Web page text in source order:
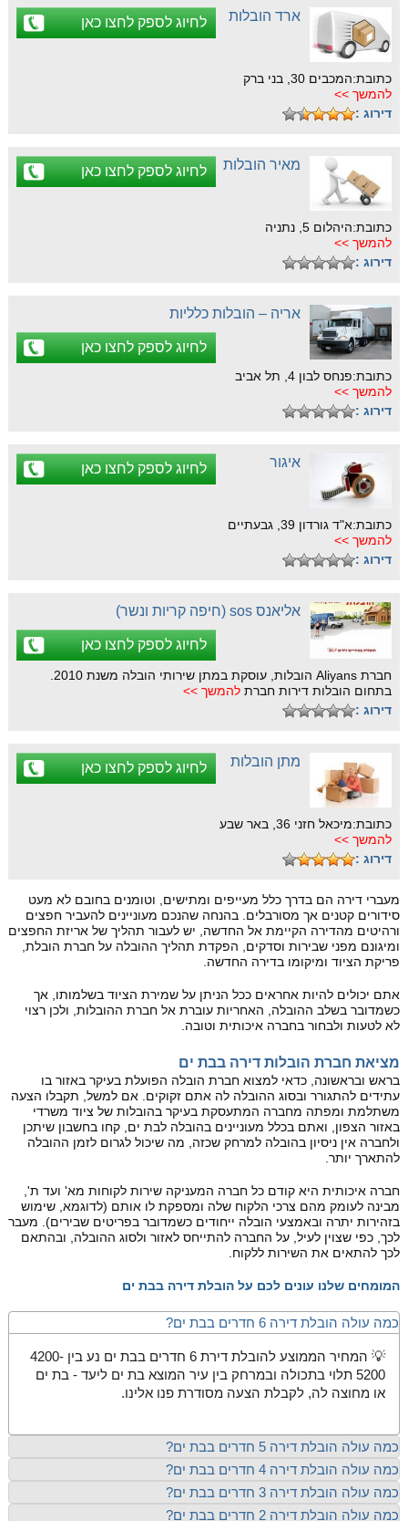
ארד הובלות לחיוג לספק לחצו כאן
כתובת:המכבים 30, בני ברק
להמשך >>
דירוג :
מאיר הובלות לחיוג לספק לחצו כאן
כתובת:היהלום 5, נתניה
להמשך >>
דירוג :
אריה – הובלות כלליות
לחיוג לספק לחצו כאן
כתובת:פנחס לבון 4, תל אביב
להמשך >>
דירוג :
איגור לחיוג לספק לחצו כאן
כתובת:א"ד גורדון 39, גבעתיים
להמשך >>
דירוג :
אליאנס sos (חיפה קריות ונשר)
לחיוג לספק לחצו כאן
בתחום הובלות דירות חברת להמשך >>
דירוג :
מתן הובלות לחיוג לספק לחצו כאן
כתובת:מיכאל חזני 36, באר שבע
להמשך >>
דירוג :
מעברי דירה הם בדרך כלל מעייפים ומתישים, וטומנים בחובם לא מעט
סידורים קטנים אך מסורבלים. בהנחה שהנכם מעוניינים להעביר חפצים
ורהיטים מהדירה הקיימת אל החדשה, יש לעבור תהליך של אריזת החפצים
ומיגונם מפני שבירות וסדקים, הפקדת תהליך ההובלה על חברת הובלת,
פריקת הציוד ומיקומו בדירה החדשה.
אתם יכולים להיות אחראים ככל הניתן על שמירת הציוד בשלמותו, אך
כשמדובר בשלב ההובלה, האחריות עוברת אל חברת ההובלות, ולכן רצוי
לא לטעות ולבחור בחברה איכותית וטובה.
מציאת חברת הובלות דירה בבת ים
בראש ובראשונה, כדאי למצוא חברת הובלה הפועלת בעיקר באזור בו
עתידים להתגורר ובסוג ההובלה לה אתם זקוקים. אם למשל, תקבלו הצעה
משתלמת ומפתה מחברה המתעסקת בעיקר בהובלות של ציוד משרדי
באזור הצפון, ואתם בכלל מעוניינים בהובלה לבת ים, קחו בחשבון שיתכן
ולחברה אין ניסיון בהובלה למרחק שכזה, מה שיכול לגרום לזמן ההובלה
להתארך יותר.
חברה איכותית היא קודם כל חברה המעניקה שירות לקוחות מא' ועד ת',
מבינה לעומק מהם צרכי הלקוח שלה ומספקת לו אותם (לדוגמא, שימוש
בזהירות יתרה ובאמצעי הובלה ייחודים כשמדובר בפריטים שבירים). מעבר
לכך, כפי שצוין לעיל, על החברה להתייחס לאזור ולסוג ההובלה, ובהתאם
לכך להתאים את השירות ללקוח.
המומחים שלנו עונים לכם על הובלת דירה בבת ים
כמה עולה הובלת דירה 6 חדרים בבת ים?
💡 המחיר הממוצע להובלת דירת 6 חדרים בבת ים נע בין 4200-
5200 תלוי בתכולה ובמרחק בין עיר המוצא בת ים ליעד - בת ים
או מחוצה לה, לקבלת הצעה מסודרת פנו אלינו.
כמה עולה הובלת דירה 5 חדרים בבת ים?
כמה עולה הובלת דירה 4 חדרים בבת ים?
כמה עולה הובלת דירה 3 חדרים בבת ים?
כמה עולה הובלת דירה 2 חדרים בבת ים?